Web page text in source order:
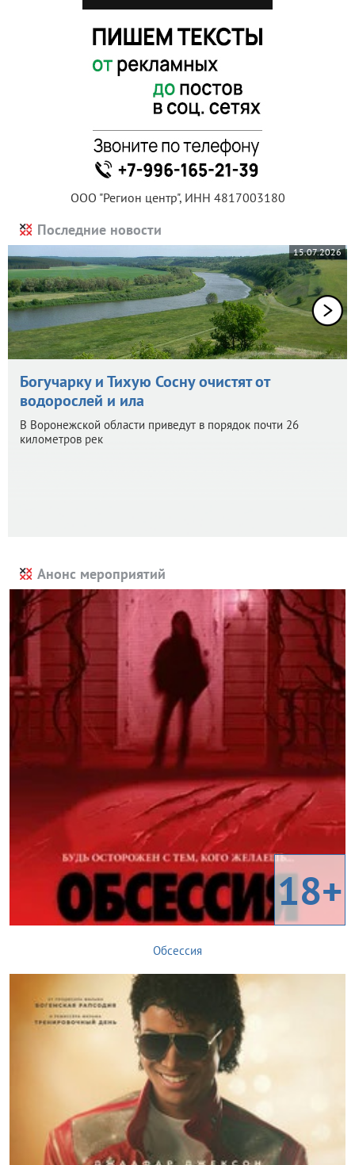
ООО "Регион центр", ИНН 4817003180
Последние новости
15.07.2026
Богучарку и Тихую Сосну очистят от
водорослей и ила
В Воронежской области приведут в порядок почти 26
километров рек
Анонс мероприятий
18+
Обсессия